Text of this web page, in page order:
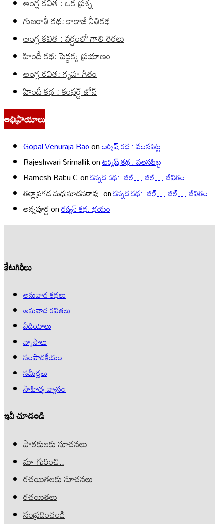
గుజరాతీ కథ: కాకాజీ నీతికథ
ఆంగ్ల కవిత : వర్షంలో గాలి తెరలు
హిందీ కథ: పెద్దక్క ప్రయాణం
ఆంగ్ల కవిత: గృహ గీతం
హిందీ కథ : కంఫర్ట్ జోన్
అభిప్రాయాలు
Gopal Venuraja Raoonటర్కిష్ కథ : వలసపిట్ట
Rajeshwari Srimallikonటర్కిష్ కథ : వలసపిట్ట
Ramesh Babu Conకన్నడ కథ: జిల్… జిల్… జీవితం
తల్లాప్రగడ మధుసూదనరావు.onకన్నడ కథ: జిల్… జిల్… జీవితం
అన్నపూర్ణonరష్యన్ కథ: భయం
కేటగిరీలు
అనువాద కథలు
అనువాద కవితలు
వీడియోలు
వ్యాసాలు
సంపాదకీయం
సమీక్షలు
సాహిత్య వ్యాసం
ఇవీ చూడండి
పాఠకులకు సూచనలు
మా గురించి..
రచయితలకు సూచనలు
రచయితలు
సంప్రదించండి